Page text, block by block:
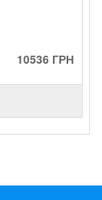
10536 ГРН